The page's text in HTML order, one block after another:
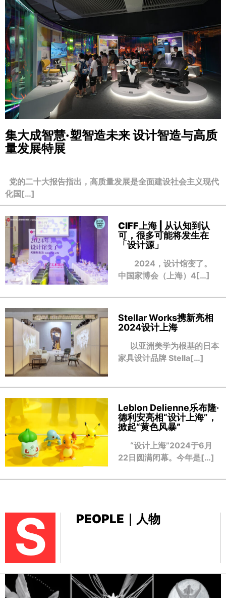
集大成智慧·塑智造未来设计智造与高质
量发展特展
党的二十大报告指出，高质量发展是全面建设社会主义现代
化国[…]
CIFF上海 | 从认知到认
可，很多可能将发生在
「设计源」
2024，设计馆变了。
中国家博会（上海）4[…]
Stellar Works携新亮相
2024设计上海
以亚洲美学为根基的日本
家具设计品牌 Stella[…]
Leblon Delienne乐布隆·
德利安亮相“设计上海”，
掀起“黄色风暴”
“设计上海”2024于6月
22日圆满闭幕。今年是[…]
S PEOPLE｜人物